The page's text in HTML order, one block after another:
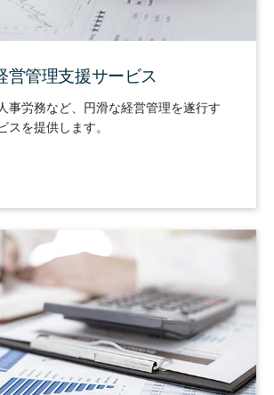
営管理支援サービス
事労務など、円滑な経営管理を遂行す
スを提供します。